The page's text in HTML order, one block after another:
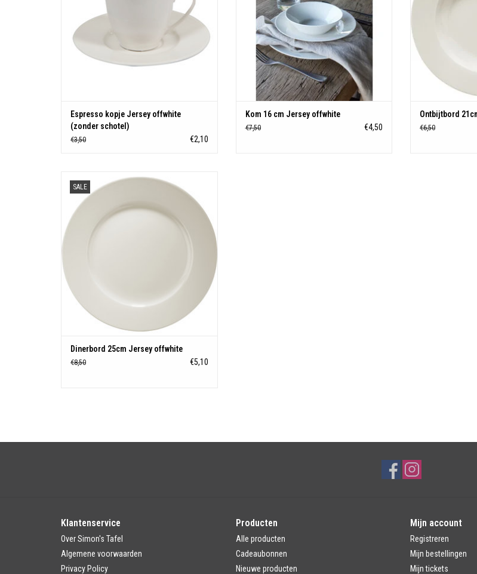
Espresso kopje Jersey offwhite
(zonder schotel)
€3,50 €2,10
Kom 16 cm Jersey offwhite
€7,50 €4,50
Ontbijtbord
€6,50
SALE
Dinerbord 25cm Jersey offwhite
TOEVOEGEN AAN WINKELWAGEN
Dinerbord 25cm Jersey offwhite
€8,50 €5,10
Klantenservice
Over Simon's Tafel
Algemene voorwaarden
Privacy Policy
Producten
Alle producten
Cadeaubonnen
Nieuwe producten
Mijn account
Registreren
Mijn bestellingen
Mijn tickets